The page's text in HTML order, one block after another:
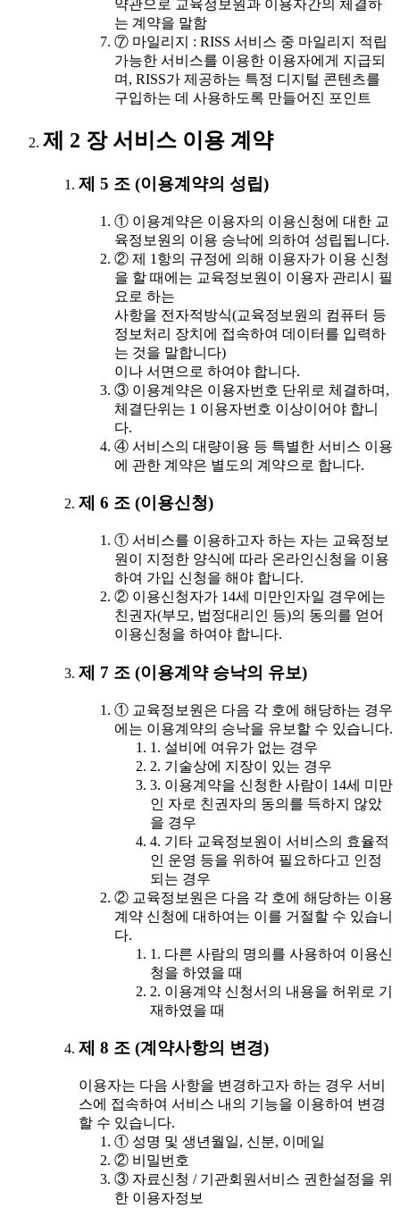
약관으로 교육정보원과 이용자간의 체결하
는 계약을 말함
⑦ 마일리지 : RISS 서비스 중 마일리지 적립
가능한 서비스를 이용한 이용자에게 지급되
며, RISS가 제공하는 특정 디지털 콘텐츠를
구입하는 데 사용하도록 만들어진 포인트
제 2 장 서비스 이용 계약
제 5 조 (이용계약의 성립)
① 이용계약은 이용자의 이용신청에 대한 교
육정보원의 이용 승낙에 의하여 성립됩니다.
② 제 1항의 규정에 의해 이용자가 이용 신청
을 할 때에는 교육정보원이 이용자 관리시 필
요로 하는
사항을 전자적방식(교육정보원의 컴퓨터 등
정보처리 장치에 접속하여 데이터를 입력하
는 것을 말합니다)
이나 서면으로 하여야 합니다.
③ 이용계약은 이용자번호 단위로 체결하며,
체결단위는 1 이용자번호 이상이어야 합니
다.
④ 서비스의 대량이용 등 특별한 서비스 이용
에 관한 계약은 별도의 계약으로 합니다.
제 6 조 (이용신청)
① 서비스를 이용하고자 하는 자는 교육정보
원이 지정한 양식에 따라 온라인신청을 이용
하여 가입 신청을 해야 합니다.
② 이용신청자가 14세 미만인자일 경우에는
친권자(부모, 법정대리인 등)의 동의를 얻어
이용신청을 하여야 합니다.
제 7 조 (이용계약 승낙의 유보)
① 교육정보원은 다음 각 호에 해당하는 경우
에는 이용계약의 승낙을 유보할 수 있습니다.
1. 설비에 여유가 없는 경우
2. 기술상에 지장이 있는 경우
3. 이용계약을 신청한 사람이 14세 미만
인 자로 친권자의 동의를 득하지 않았
을 경우
4. 기타 교육정보원이 서비스의 효율적
인 운영 등을 위하여 필요하다고 인정
되는 경우
② 교육정보원은 다음 각 호에 해당하는 이용
계약 신청에 대하여는 이를 거절할 수 있습니
다.
1. 다른 사람의 명의를 사용하여 이용신
청을 하였을 때
2. 이용계약 신청서의 내용을 허위로 기
재하였을 때
제 8 조 (계약사항의 변경)
이용자는 다음 사항을 변경하고자 하는 경우 서비
스에 접속하여 서비스 내의 기능을 이용하여 변경
할 수 있습니다.
① 성명 및 생년월일, 신분, 이메일
② 비밀번호
③ 자료신청 / 기관회원서비스 권한설정을 위
한 이용자정보